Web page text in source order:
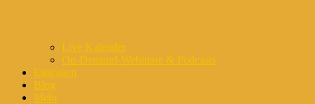
Live Kalender
On-Demand-Webinare & Podcasts
Eintragen
Blog
Mehr